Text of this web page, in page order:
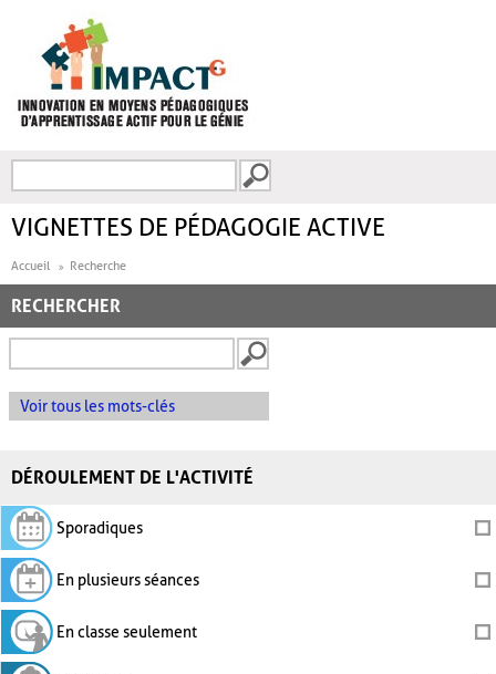
FORMULAIRE DE
VIGNETTES DE PÉDAGOGIE ACTIVE
Accueil Recherche
RECHERCHER
Voir tous les mots-clés
DÉROULEMENT DE L'ACTIVITÉ
Sporadiques
En plusieurs séances
En classe seulement